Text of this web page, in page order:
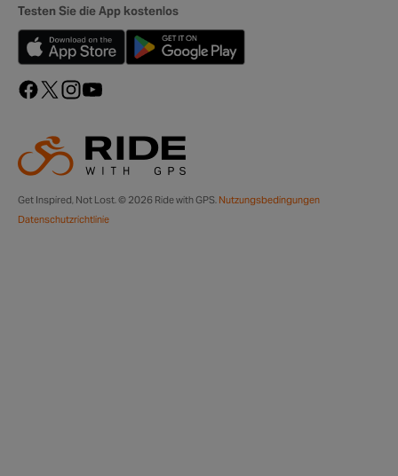
Get Inspired, Not Lost. © 2026 Ride with GPS. Nutzungsbedingungen
Datenschutzrichtlinie
Testen Sie die App kostenlos